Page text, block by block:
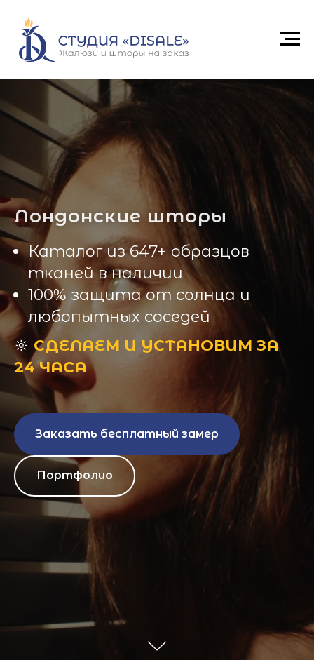
Жалюзи
Лондонские шторы
Каталог из 647+ образцов
тканей в наличии
100% защита от солнца и
любопытных соседей
🔆 СДЕЛАЕМ И УСТАНОВИМ ЗА
24 ЧАСА
Заказать бесплатный замер
Портфолио